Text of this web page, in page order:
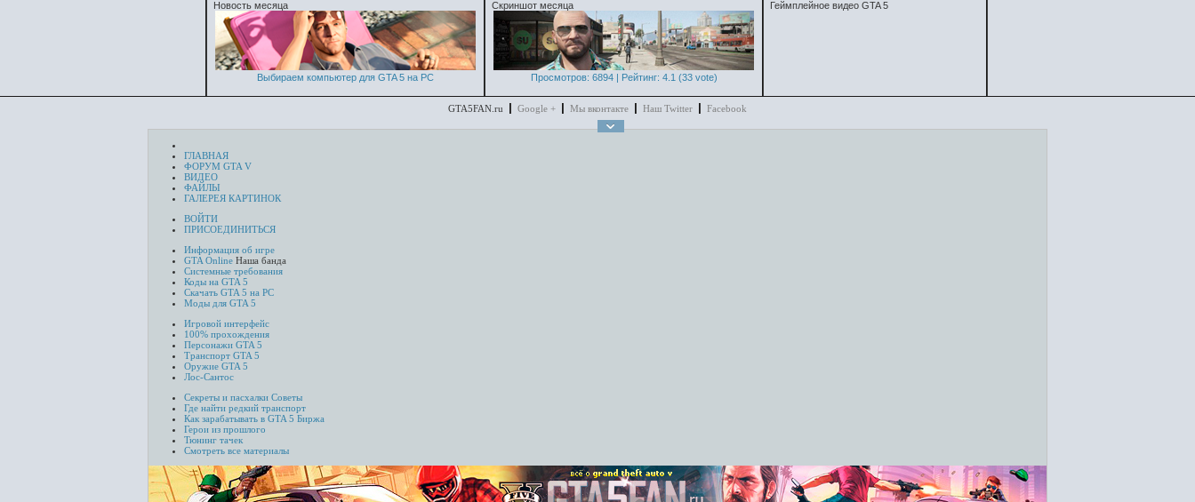
Новость месяца
Выбираем компьютер для GTA 5 на PC
Скриншот месяца
Просмотров: 6894 | Рейтинг: 4.1 (33 vote)
Геймплейное видео GTA 5
GTA5FAN.ru Google + Мы вконтакте Наш Twitter Facebook
ГЛАВНАЯ
ФОРУМ GTA V
ВИДЕО
ФАЙЛЫ
ГАЛЕРЕЯ КАРТИНОК
ВОЙТИ
ПРИСОЕДИНИТЬСЯ
Информация об игре
GTA Online Наша банда
Системные требования
Коды на GTA 5
Скачать GTA 5 на PC
Моды для GTA 5
Игровой интерфейс
100% прохождения
Персонажи GTA 5
Транспорт GTA 5
Оружие GTA 5
Лос-Сантос
Секреты и пасхалки Советы
Где найти редкий транспорт
Как зарабатывать в GTA 5 Биржа
Герои из прошлого
Тюнинг тачек
Смотреть все материалы